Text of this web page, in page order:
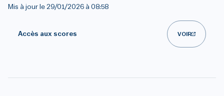
Mis à jour le 29/01/2026 à 08:58
Accès aux scores VOIR